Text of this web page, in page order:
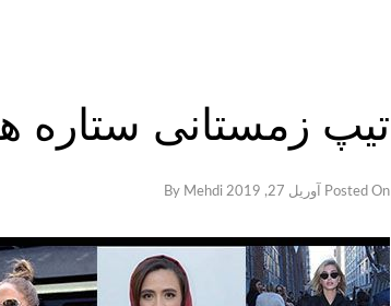
تیپ زمستانی ستاره
Posted On آوریل 27, 2019 By
Mehdi